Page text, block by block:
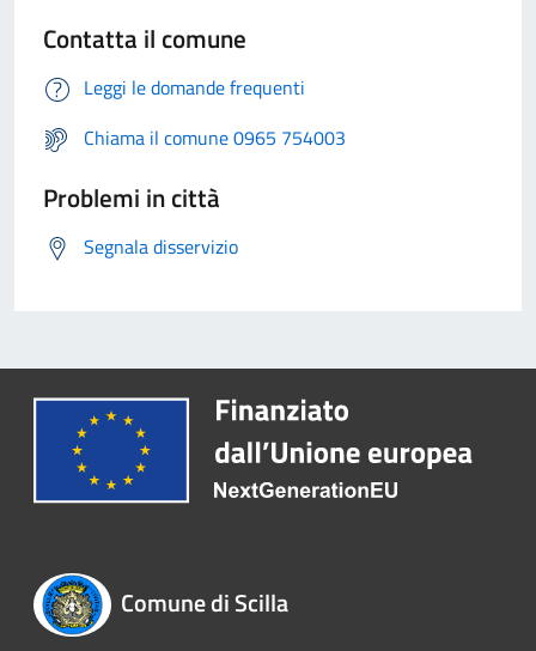
Contatta il comune
Leggi le domande frequenti
Chiama il comune 0965 754003
Problemi in città
Segnala disservizio
Comune di Scilla